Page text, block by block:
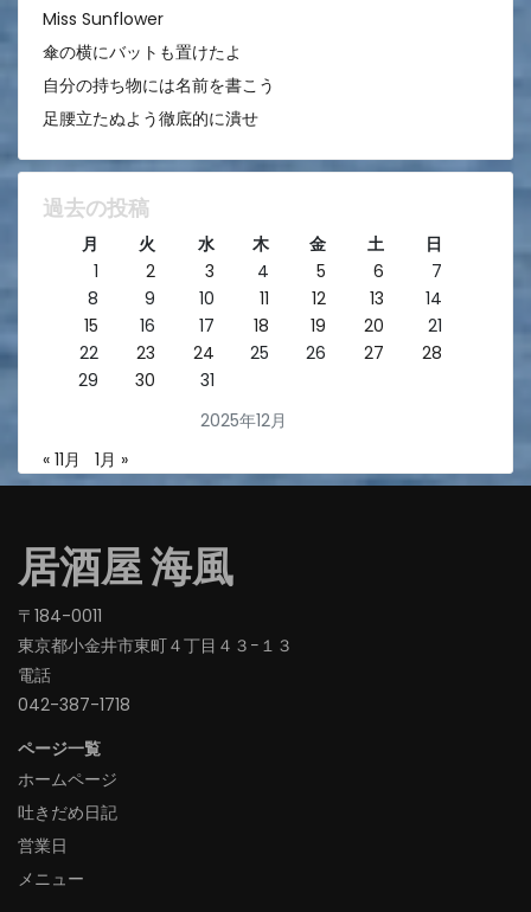
Miss Sunflower
傘の横にバットも置けたよ
自分の持ち物には名前を書こう
足腰立たぬよう徹底的に潰せ
過去の投稿
2025年12月
月 火 水 木 金 土
日
1
2 3 4 5 6
7
8
9 10 11 12 13
14
15
16 17 18 19 20
21
22
23 24 25 26 27
28
29
30 31
« 11月 1月 »
居酒屋 海風
〒184-0011
東京都小金井市東町４丁目４３−１３
電話
042-387-1718‬
ページ一覧
ホームページ
吐きだめ日記
営業日
メニュー